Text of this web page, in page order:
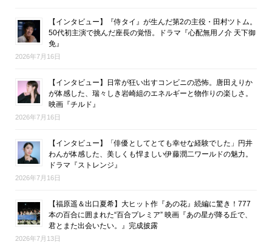
【インタビュー】『侍タイ』が生んだ第2の主役・田村ツトム。
50代初主演で挑んだ座長の覚悟。ドラマ『心配無用ノ介 天下御
免』
2026年7月16日
【インタビュー】日常が狂い出すコンビニの恐怖。唐田えりか
が体感した、瑞々しき岩崎組のエネルギーと物作りの楽しさ。
映画『チルド』
2026年7月16日
【インタビュー】「俳優としてとても幸せな経験でした」円井
わんが体感した、美しくも悍ましい伊藤潤二ワールドの魅力。
ドラマ『ストレンジ』
2026年7月16日
【福原遥＆出口夏希】大ヒット作『あの花』続編に驚き！777
本の百合に囲まれた“百合プレミア” 映画『あの星が降る丘で、
君とまた出会いたい。』完成披露
2026年7月13日